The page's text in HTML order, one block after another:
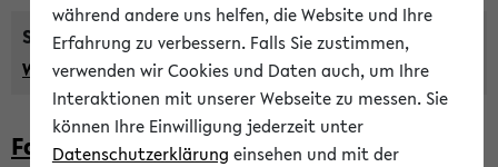
Semester:
WiSe 2026/2027 SoSe 2026 Previous...
Faculty of Biology
während andere uns helfen, die Website und Ihre
Erfahrung zu verbessern. Falls Sie zustimmen,
verwenden wir Cookies und Daten auch, um Ihre
Interaktionen mit unserer Webseite zu messen. Sie
können Ihre Einwilligung jederzeit unter
Datenschutzerklärung einsehen und mit der